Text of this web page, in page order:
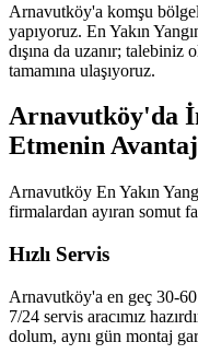
Arnavutköy'a komşu
yapıyoruz. En Yakın
dışına da uzanır; talebiniz
tamamına ulaşıyoruz.
Arnavutköy'da
Etmenin
Arnavutköy En Yakın
firmalardan ayıran somut
Hızlı Servis
Arnavutköy'a en geç 30-
7/24 servis aracımız
dolum, aynı gün montaj